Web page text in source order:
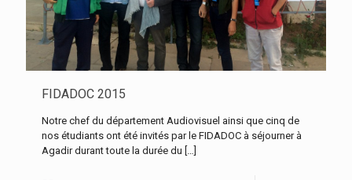
FIDADOC 2015
Notre chef du département Audiovisuel ainsi que cinq de
nos étudiants ont été invités par le FIDADOC à séjourner à
Agadir durant toute la durée du […]